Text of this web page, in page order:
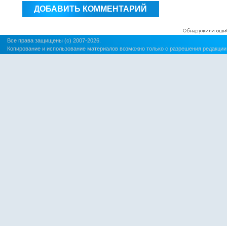
Все права защищены (c) 2007-2026.
Копирование и использование материалов возможно только с разрешения